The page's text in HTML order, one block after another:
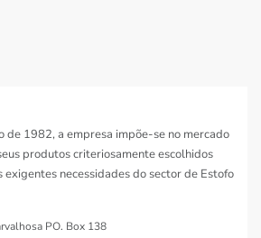
de 1982, a empresa impõe-se no mercado
produtos criteriosamente escolhidos
exigentes necessidades do sector de Estofo
PO. Box 138